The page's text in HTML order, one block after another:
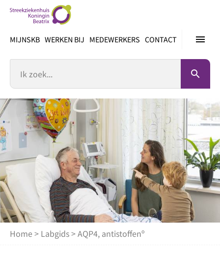
inhoud
menu
MIJNSKB WERKEN BIJ MEDEWERKERS CONTACT
search
Home > Labgids> AQP4, antistoffenº